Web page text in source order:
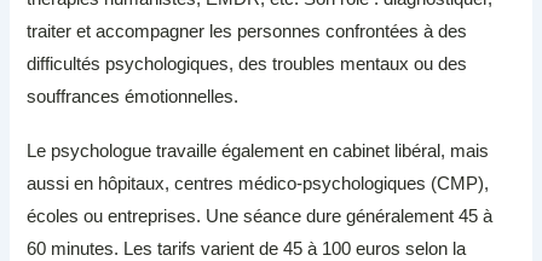
traiter et accompagner les personnes confrontées à des
difficultés psychologiques, des troubles mentaux ou des
souffrances émotionnelles.
Le psychologue travaille également en cabinet libéral, mais
aussi en hôpitaux, centres médico-psychologiques (CMP),
écoles ou entreprises. Une séance dure généralement 45 à
60 minutes. Les tarifs varient de 45 à 100 euros selon la